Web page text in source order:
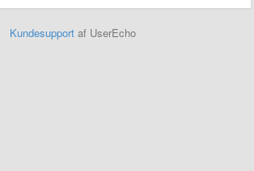
Kundesupport af UserEcho